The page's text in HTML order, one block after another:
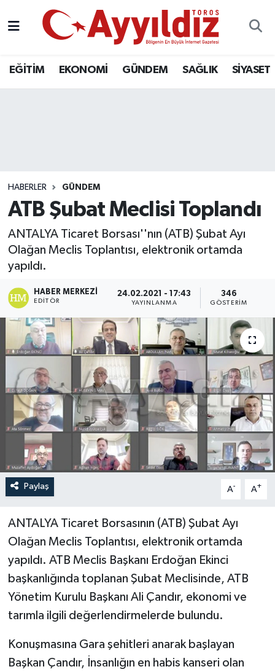
EĞİTİM EKONOMİ GÜNDEM SAĞLIK SİYASET
HABERLER GÜNDEM
ATB Şubat Meclisi Toplandı
ANTALYA Ticaret Borsası''nın (ATB) Şubat Ayı
Olağan Meclis Toplantısı, elektronik ortamda
yapıldı.
HABER MERKEZI
EDITÖR
24.02.2021 - 17:43
YAYINLANMA
346
GÖSTERIM
Paylaş A- A+
ANTALYA Ticaret Borsasının (ATB) Şubat Ayı
Olağan Meclis Toplantısı, elektronik ortamda
yapıldı. ATB Meclis Başkanı Erdoğan Ekinci
başkanlığında toplanan Şubat Meclisinde, ATB
Yönetim Kurulu Başkanı Ali Çandır, ekonomi ve
tarımla ilgili değerlendirmelerde bulundu.
Konuşmasına Gara şehitleri anarak başlayan
Başkan Çandır, İnsanlığın en habis kanseri olan